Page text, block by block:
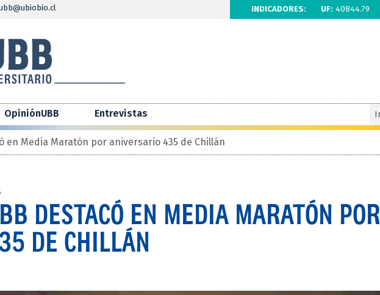
INDICADORES: UF: 40844.79
OpiniónUBB Entrevistas
en Media Maratón por aniversario 435 de Chillán
DESTACÓ EN MEDIA MARATÓN POR
DE CHILLÁN